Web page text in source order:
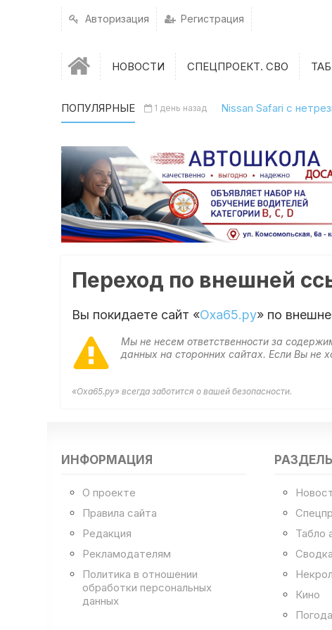
Авторизация Регистрация
НОВОСТИ СПЕЦПРОЕКТ. СВО
ПОПУЛЯРНЫЕ 1 день назад Nissan Safari с
Переход по внешней
Вы покидаете сайт «Оха65.ру» по
Мы не несем ответственности за
данных на сторонних сайтах. Если Вы не
«Оха65.ру» всегда заботится о вашей безопасности.
ИНФОРМАЦИЯ
О проекте
Правила сайта
Редакция
Рекламодателям
Политика в отношении
обработки персональных
данных
Табло
Кино
Погода